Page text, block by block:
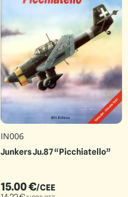
IN006
Junkers Ju.87 “Picchiatello”
15.00€/CEE